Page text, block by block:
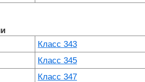
Класс 343
Класс 345
Класс 347